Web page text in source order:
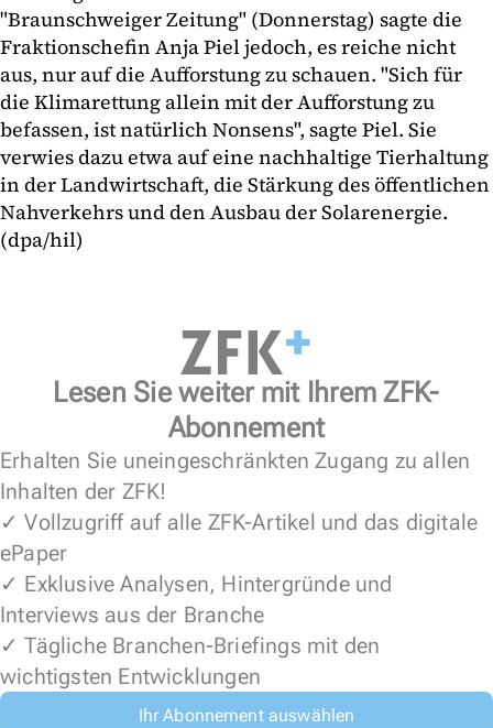
"Braunschweiger Zeitung" (Donnerstag) sagte die
Fraktionschefin Anja Piel jedoch, es reiche nicht
aus, nur auf die Aufforstung zu schauen. "Sich für
die Klimarettung allein mit der Aufforstung zu
befassen, ist natürlich Nonsens", sagte Piel. Sie
verwies dazu etwa auf eine nachhaltige Tierhaltung
in der Landwirtschaft, die Stärkung des öffentlichen
Nahverkehrs und den Ausbau der Solarenergie.
(dpa/hil)
Lesen Sie weiter mit Ihrem ZFK-
Abonnement
Erhalten Sie uneingeschränkten Zugang zu allen
Inhalten der ZFK!
✓ Vollzugriff auf alle ZFK-Artikel und das digitale
ePaper
✓ Exklusive Analysen, Hintergründe und
Interviews aus der Branche
✓ Tägliche Branchen-Briefings mit den
wichtigsten Entwicklungen
Ihr Abonnement auswählen